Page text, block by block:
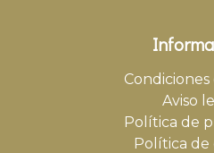
Aviso
Política de
Política de